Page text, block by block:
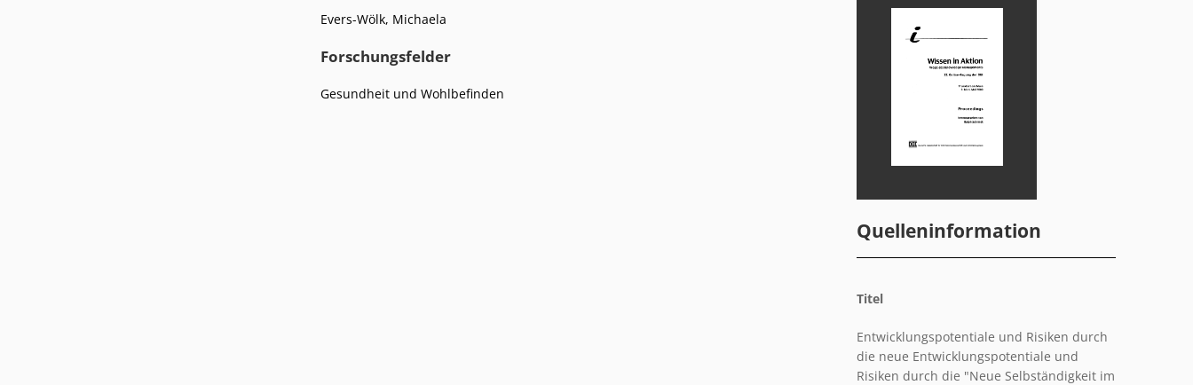
Evers-Wölk, Michaela
Forschungsfelder
Gesundheit und Wohlbefinden
Quelleninformation
Titel
Entwicklungspotentiale und Risiken durch
die neue Entwicklungspotentiale und
Risiken durch die "Neue Selbständigkeit im